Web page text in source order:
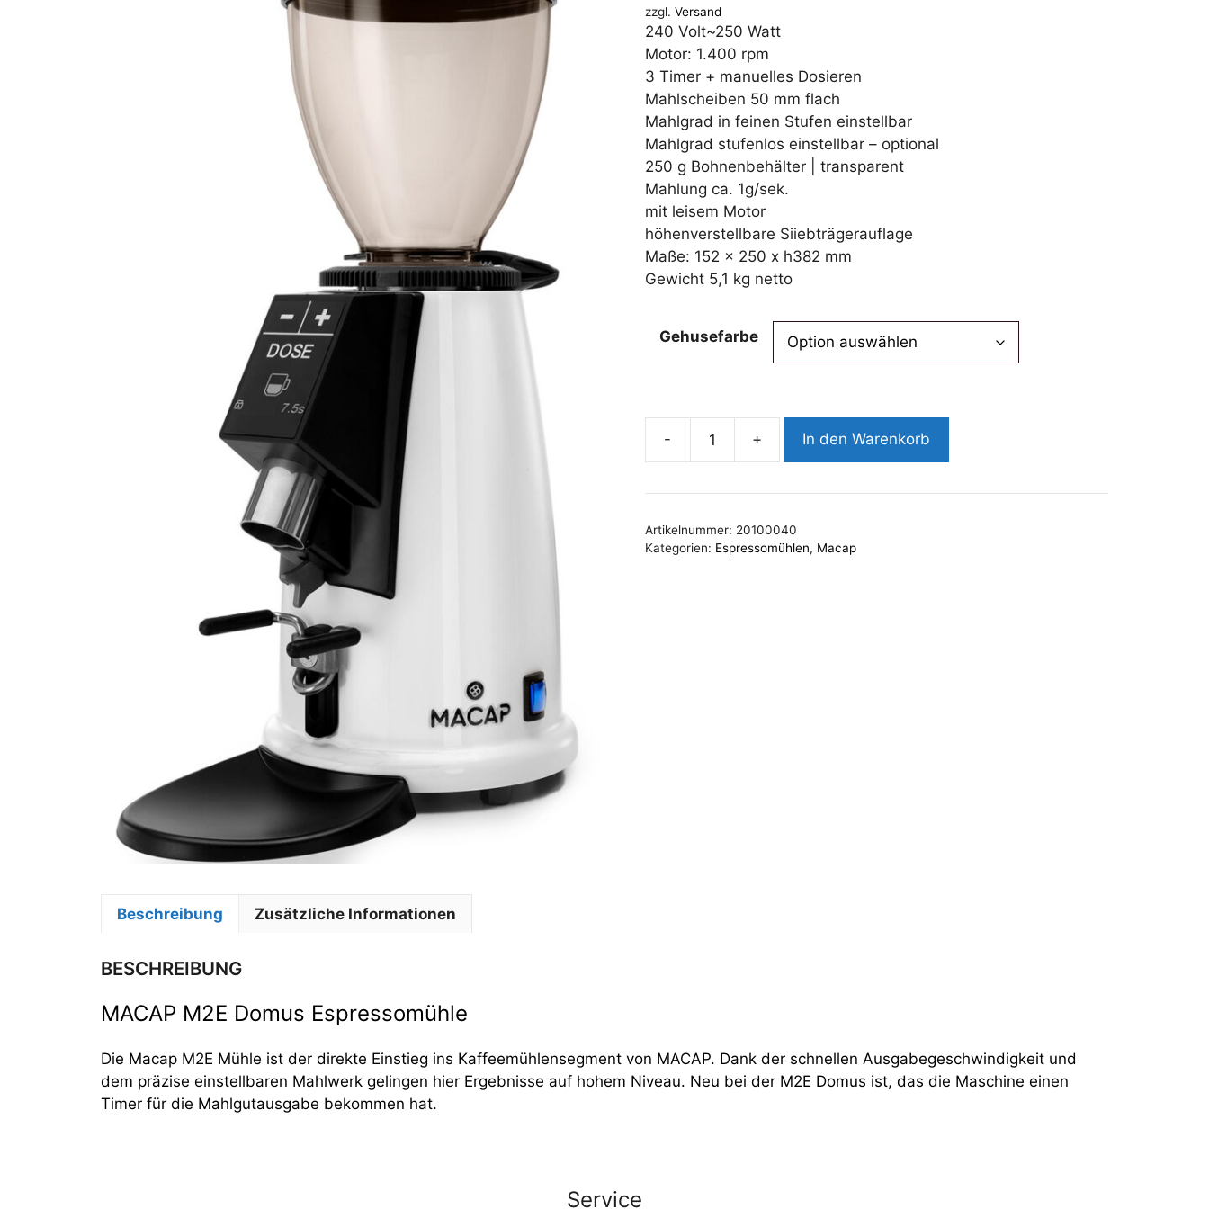
zzgl. Versand
240 Volt~250 Watt
Motor: 1.400 rpm
3 Timer + manuelles Dosieren
Mahlscheiben 50 mm flach
Mahlgrad in feinen Stufen einstellbar
Mahlgrad stufenlos einstellbar – optional
250 g Bohnenbehälter | transparent
Mahlung ca. 1g/sek.
mit leisem Motor
höhenverstellbare Siiebträgerauflage
Maße: 152 x 250 x h382 mm
Gewicht 5,1 kg netto
Gehusefarbe
-
Domus
+ In den Warenkorb
Artikelnummer: 20100040
Kategorien: Espressomühlen, Macap
Beschreibung Zusätzliche Informationen
BESCHREIBUNG
MACAP M2E Domus Espressomühle
Die Macap M2E Mühle ist der direkte Einstieg ins Kaffeemühlensegment von MACAP. Dank der schnellen Ausgabegeschwindigkeit und
dem präzise einstellbaren Mahlwerk gelingen hier Ergebnisse auf hohem Niveau. Neu bei der M2E Domus ist, das die Maschine einen
Timer für die Mahlgutausgabe bekommen hat.
Service